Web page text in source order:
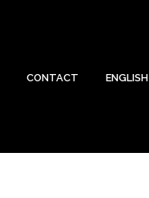
CONTACT ENGLISH